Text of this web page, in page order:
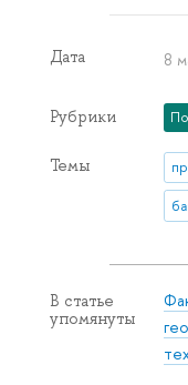
Дата 8
Рубрики
Темы
В статье
упомянуты